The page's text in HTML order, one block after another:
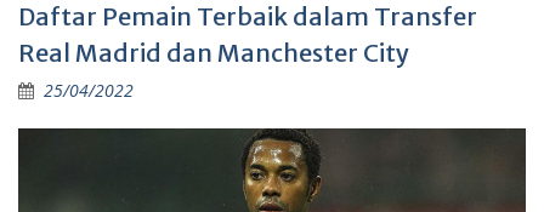
Daftar Pemain Terbaik dalam Transfer
Real Madrid dan Manchester City
25/04/2022